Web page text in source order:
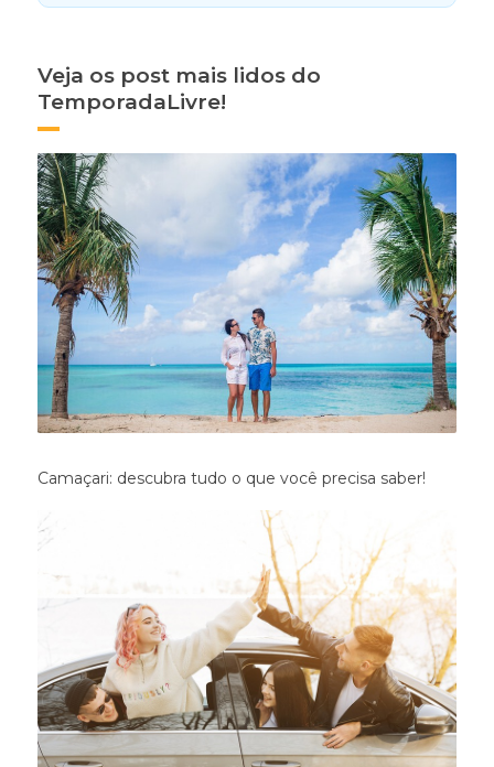
Veja os post mais lidos do
TemporadaLivre!
Camaçari: descubra tudo o que você precisa saber!